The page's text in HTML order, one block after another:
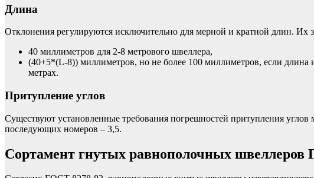
Длина
Отклонения регулируются исключительно для мерной и кратной длин. Их
40 миллиметров для 2-8 метрового швеллера,
(40+5*(L-8)) миллиметров, но не более 100 миллиметров, если длина
метрах.
Притупление углов
Существуют установленные требования погрешностей притупления
последующих номеров – 3,5.
Сортамент гнутых равнополочных швеллеров